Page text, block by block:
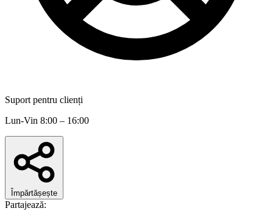
Suport pentru clienți
Lun-Vin 8:00 – 16:00
Împărtășește
Partajează: